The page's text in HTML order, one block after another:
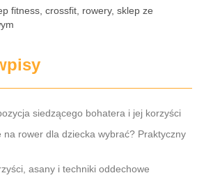
fitness, crossfit, rowery, sklep ze
siedzącego bohatera i jej korzyści
na rower dla dziecka wybrać? Praktyczny
asany i techniki oddechowe